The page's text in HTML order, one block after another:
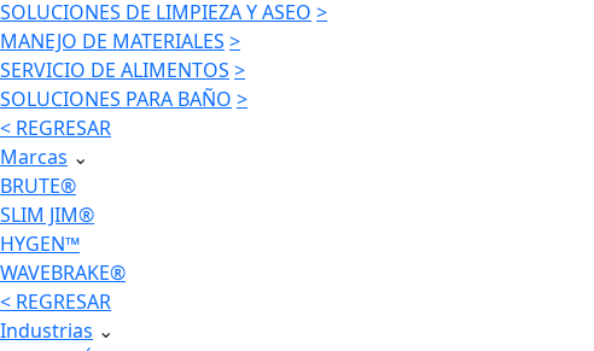
SOLUCIONES DE LIMPIEZA Y ASEO >
MANEJO DE MATERIALES >
SERVICIO DE ALIMENTOS >
SOLUCIONES PARA BAÑO >
< REGRESAR
Marcas ⌄
BRUTE®
SLIM JIM®
HYGEN™
WAVEBRAKE®
< REGRESAR
Industrias ⌄